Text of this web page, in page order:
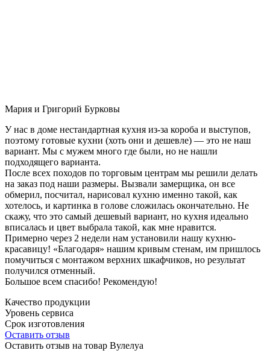
Мария и Григорий Бурковы
У нас в доме нестандартная кухня из-за короба и выступов,
поэтому готовые кухни (хоть они и дешевле) — это не наш
вариант. Мы с мужем много где были, но не нашли
подходящего варианта.
После всех походов по торговым центрам мы решили делать
на заказ под наши размеры. Вызвали замерщика, он все
обмерил, посчитал, нарисовал кухню именно такой, как
хотелось, и картинка в голове сложилась окончательно. Не
скажу, что это самый дешевый вариант, но кухня идеально
вписалась и цвет выбрала такой, как мне нравится.
Примерно через 2 недели нам установили нашу кухню-
красавицу! «Благодаря» нашим кривым стенам, им пришлось
помучиться с монтажом верхних шкафчиков, но результат
получился отменный.
Большое всем спасибо! Рекомендую!
Качество продукции
Уровень сервиса
Срок изготовления
Оставить отзыв
Оставить отзыв на товар Вулелуа